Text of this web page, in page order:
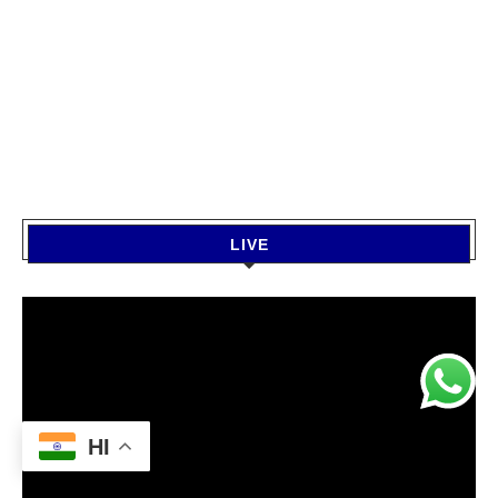
LIVE
HI